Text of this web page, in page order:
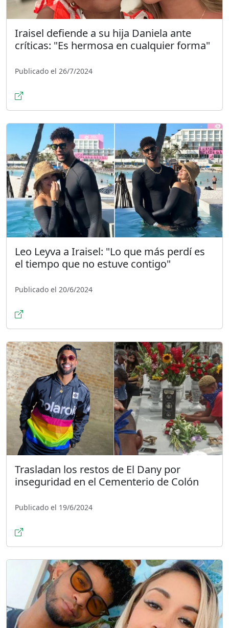
Iraisel defiende a su hija Daniela ante
críticas: "Es hermosa en cualquier forma"
Publicado el 26/7/2024
Leo Leyva a Iraisel: "Lo que más perdí es
el tiempo que no estuve contigo"
Publicado el 20/6/2024
Trasladan los restos de El Dany por
inseguridad en el Cementerio de Colón
Publicado el 19/6/2024